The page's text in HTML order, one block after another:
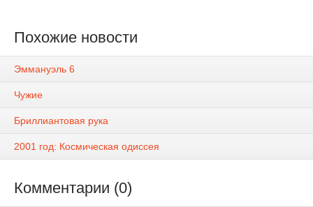
Похожие новости
Эммануэль 6
Чужие
Бриллиантовая рука
2001 год: Космическая одиссея
Комментарии (0)